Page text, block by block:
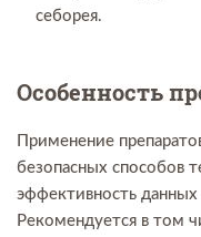
себорея.
Особенность
Применение
безопасных способов
эффективность данных
Рекомендуется в том